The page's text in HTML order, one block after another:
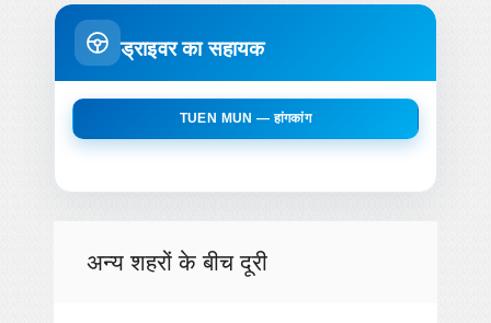
ड्राइवर का सहायक
TUEN MUN — हांगकांग
अन्य शहरों के बीच दूरी